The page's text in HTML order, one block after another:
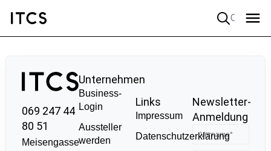
069 247 44
80 51
Meisengasse
Unternehmen
Business-
Login
Aussteller
werden
Links
Impressum
Datenschutzerklärung
Newsletter-
Anmeldung